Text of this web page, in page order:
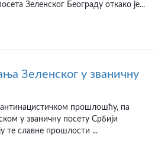
Зеленског Београду откако је...
Зеленског у званичну
прошлошћу, па
у званичну посету Србији
те славне прошлости ...